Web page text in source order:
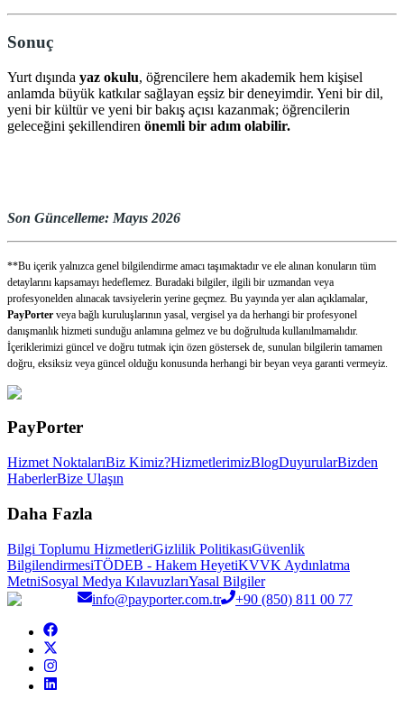
Sonuç
Yurt dışında yaz okulu, öğrencilere hem akademik hem kişisel
anlamda büyük katkılar sağlayan eşsiz bir deneyimdir. Yeni bir dil,
yeni bir kültür ve yeni bir bakış açısı kazanmak; öğrencilerin
geleceğini şekillendiren önemli bir adım olabilir.
Son Güncelleme: Mayıs 2026
**Bu içerik yalnızca genel bilgilendirme amacı taşımaktadır ve ele alınan konuların tüm
detaylarını kapsamayı hedeflemez. Buradaki bilgiler, ilgili bir uzmandan veya
profesyonelden alınacak tavsiyelerin yerine geçmez. Bu yayında yer alan açıklamalar,
PayPorter veya bağlı kuruluşlarının yasal, vergisel ya da herhangi bir profesyonel
danışmanlık hizmeti sunduğu anlamına gelmez ve bu doğrultuda kullanılmamalıdır.
İçeriklerimizi güncel ve doğru tutmak için özen göstersek de, sunulan bilgilerin tamamen
doğru, eksiksiz veya güncel olduğu konusunda herhangi bir beyan veya garanti vermeyiz.
PayPorter
Hizmet NoktalarıBiz Kimiz?HizmetlerimizBlogDuyurularBizden
HaberlerBize Ulaşın
Daha Fazla
Bilgi Toplumu HizmetleriGizlilik PolitikasıGüvenlik
BilgilendirmesiTÖDEB - Hakem HeyetiKVVK Aydınlatma
MetniSosyal Medya KılavuzlarıYasal Bilgiler
info@payporter.com.tr
+90 (850) 811 00 77